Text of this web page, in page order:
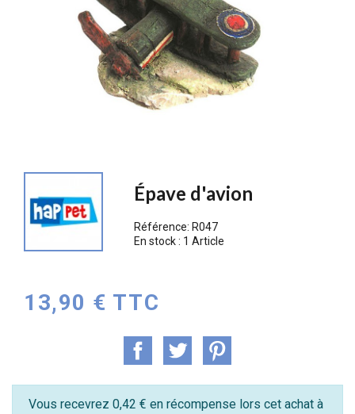
Épave d'avion
Référence: R047
En stock : 1 Article
13,90 € TTC
Vous recevrez 0,42 € en récompense lors cet achat à